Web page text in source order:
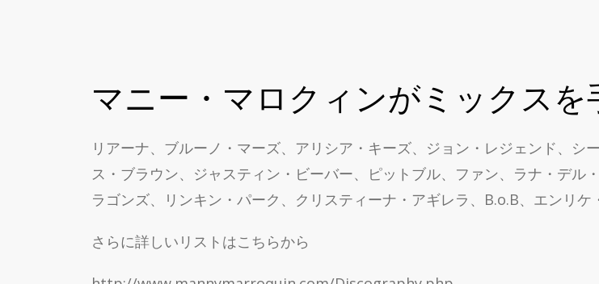
マニー・マロクィンがミックスを
リアーナ、ブルーノ・マーズ、アリシア・キーズ、ジョン・レジェンド、シ
ス・ブラウン、ジャスティン・ビーバー、ピットブル、ファン、ラナ・デル
ラゴンズ、リンキン・パーク、クリスティーナ・アギレラ、B.o.B、エンリ
さらに詳しいリストはこちらから